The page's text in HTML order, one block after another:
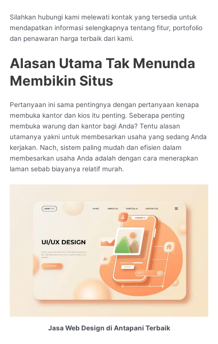
Silahkan hubungi kami melewati kontak yang tersedia untuk
mendapatkan informasi selengkapnya tentang fitur, portofolio
dan penawaran harga terbaik dari kami.
Alasan Utama Tak Menunda
Membikin Situs
Pertanyaan ini sama pentingnya dengan pertanyaan kenapa
membuka kantor dan kios itu penting. Seberapa penting
membuka warung dan kantor bagi Anda? Tentu alasan
utamanya yakni untuk membesarkan usaha yang sedang Anda
kerjakan. Nach, sistem paling mudah dan efisien dalam
membesarkan usaha Anda adalah dengan cara menerapkan
laman sebab biayanya relatif murah.
Jasa Web Design di Antapani Terbaik